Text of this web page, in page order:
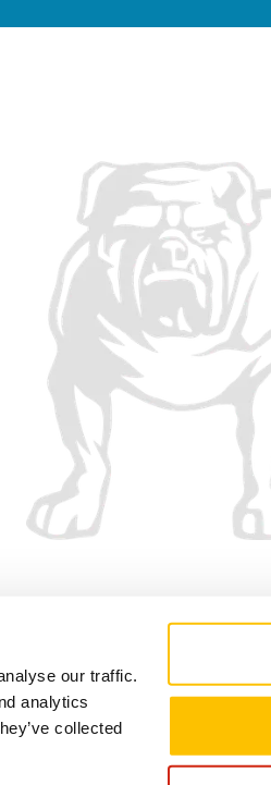
our traffic.
analytics
collected